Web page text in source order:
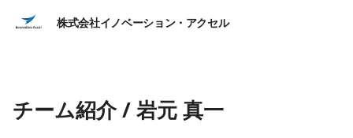
株式会社イノベーション・アクセル
チーム紹介 / 岩元 真一